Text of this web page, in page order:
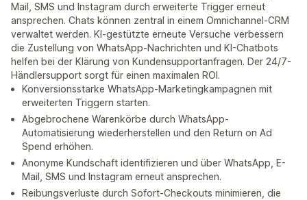
Mail, SMS und Instagram durch erweiterte Trigger erneut
ansprechen. Chats können zentral in einem Omnichannel-CRM
verwaltet werden. KI-gestützte erneute Versuche verbessern
die Zustellung von WhatsApp-Nachrichten und KI-Chatbots
helfen bei der Klärung von Kundensupportanfragen. Der 24/7-
Händlersupport sorgt für einen maximalen ROI.
Konversionsstarke WhatsApp-Marketingkampagnen mit
erweiterten Triggern starten.
Abgebrochene Warenkörbe durch WhatsApp-
Automatisierung wiederherstellen und den Return on Ad
Spend erhöhen.
Anonyme Kundschaft identifizieren und über WhatsApp, E-
Mail, SMS und Instagram erneut ansprechen.
Reibungsverluste durch Sofort-Checkouts minimieren, die